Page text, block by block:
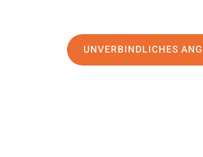
UNVERBINDLICHES